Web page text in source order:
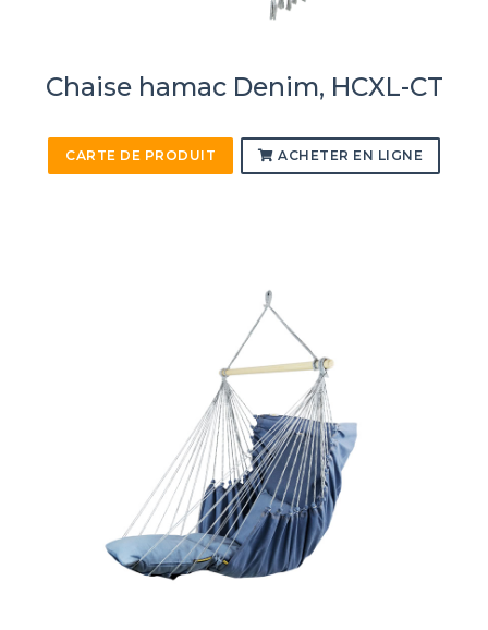
Chaise hamac Denim, HCXL-CT
CARTE DE PRODUIT ACHETER EN LIGNE